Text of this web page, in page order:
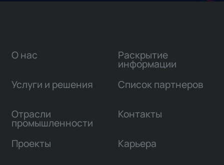
О нас
Услуги и решения
Отрасли
промышленности
Проекты
Раскрытие
информации
Список партнеров
Контакты
Карьера